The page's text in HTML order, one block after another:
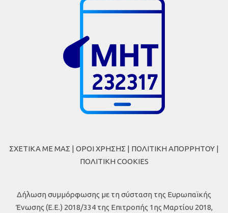
ΣΧΕΤΙΚΑ ΜΕ ΜΑΣ | ΟΡΟΙ ΧΡΗΣΗΣ | ΠΟΛΙΤΙΚΗ ΑΠΟΡΡΗΤΟΥ |
ΠΟΛΙΤΙΚΗ COOKIES
Δήλωση συμμόρφωσης με τη σύσταση της Ευρωπαϊκής
Ένωσης (Ε.Ε.) 2018/334 της Επιτροπής 1ης Μαρτίου 2018,